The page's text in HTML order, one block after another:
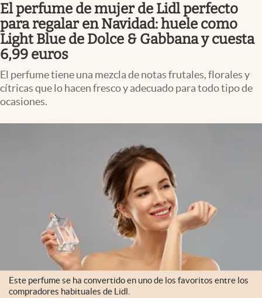
El perfume de mujer de Lidl perfecto
para regalar en Navidad: huele como
Light Blue de Dolce & Gabbana y cuesta
6,99 euros
El perfume tiene una mezcla de notas frutales, florales y
cítricas que lo hacen fresco y adecuado para todo tipo de
ocasiones.
Este perfume se ha convertido en uno de los favoritos entre los
compradores habituales de Lidl.